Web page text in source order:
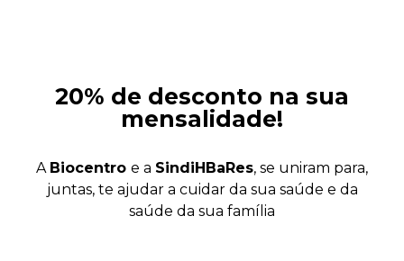
20% de desconto na sua
mensalidade!
A Biocentro e a SindiHBaRes, se uniram para,
juntas, te ajudar a cuidar da sua saúde e da
saúde da sua família